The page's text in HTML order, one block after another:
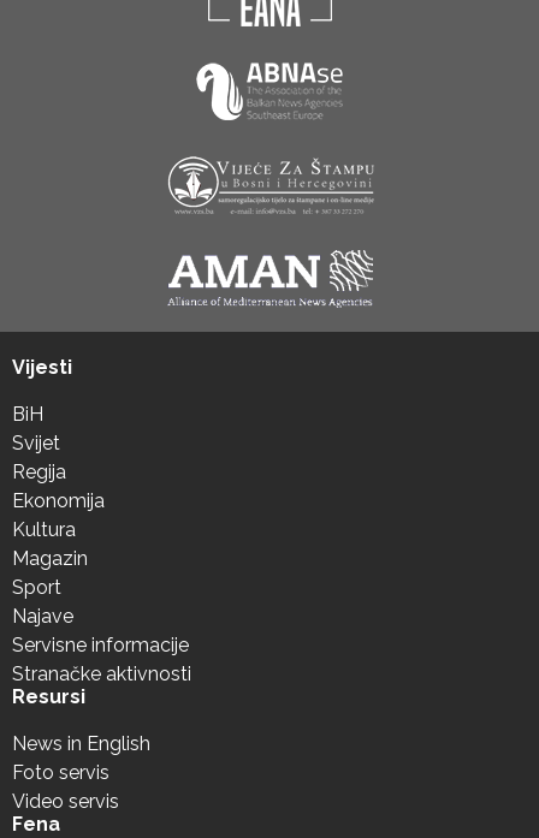
Vijesti
BiH
Svijet
Regija
Ekonomija
Kultura
Magazin
Sport
Najave
Servisne informacije
Stranačke aktivnosti
Resursi
News in English
Foto servis
Video servis
Fena